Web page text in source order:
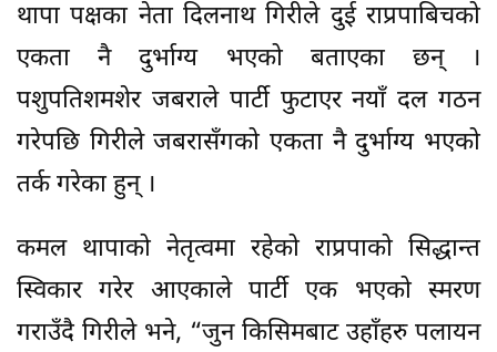
थापा पक्षका नेता दिलनाथ गिरीले दुई राप्रपाबिचको
एकता नै दुर्भाग्य भएको बताएका छन् ।
पशुपतिशमशेर जबराले पार्टी फुटाएर नयाँ दल गठन
गरेपछि गिरीले जबरासँगको एकता नै दुर्भाग्य भएको
तर्क गरेका हुन् ।
कमल थापाको नेतृत्वमा रहेको राप्रपाको सिद्धान्त
स्विकार गरेर आएकाले पार्टी एक भएको स्मरण
गराउँदै गिरीले भने, “जुन किसिमबाट उहाँहरु पलायन